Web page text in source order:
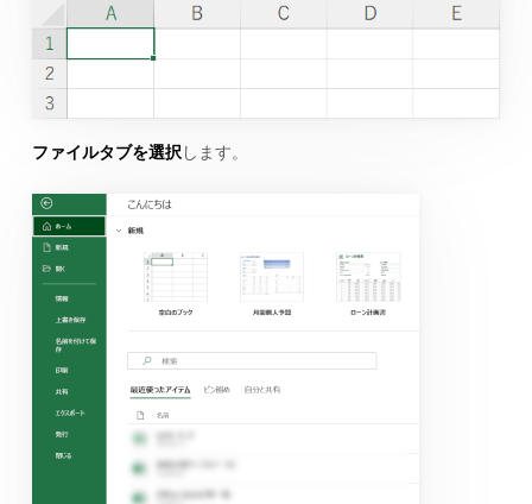
ファイルタブを選択 します。